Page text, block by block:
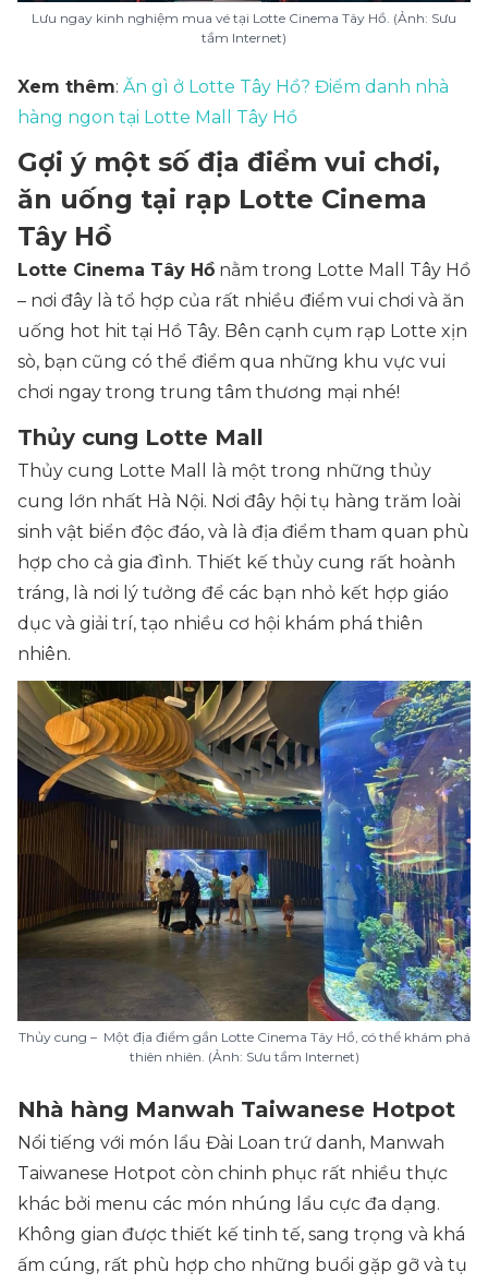
Lưu ngay kinh nghiệm mua vé tại Lotte Cinema Tây Hồ. (Ảnh: Sưu
tầm Internet)
Xem thêm: Ăn gì ở Lotte Tây Hồ? Điểm danh nhà
hàng ngon tại Lotte Mall Tây Hồ
Gợi ý một số địa điểm vui chơi,
ăn uống tại rạp Lotte Cinema
Tây Hồ
Lotte Cinema Tây Hồ nằm trong Lotte Mall Tây Hồ
– nơi đây là tổ hợp của rất nhiều điểm vui chơi và ăn
uống hot hit tại Hồ Tây. Bên cạnh cụm rạp Lotte xịn
sò, bạn cũng có thể điểm qua những khu vực vui
chơi ngay trong trung tâm thương mại nhé!
Thủy cung Lotte Mall
Thủy cung Lotte Mall là một trong những thủy
cung lớn nhất Hà Nội. Nơi đây hội tụ hàng trăm loài
sinh vật biển độc đáo, và là địa điểm tham quan phù
hợp cho cả gia đình. Thiết kế thủy cung rất hoành
tráng, là nơi lý tưởng để các bạn nhỏ kết hợp giáo
dục và giải trí, tạo nhiều cơ hội khám phá thiên
nhiên.
Thủy cung – Một địa điểm gần Lotte Cinema Tây Hồ, có thể khám phá
thiên nhiên. (Ảnh: Sưu tầm Internet)
Nhà hàng Manwah Taiwanese Hotpot
Nổi tiếng với món lẩu Đài Loan trứ danh, Manwah
Taiwanese Hotpot còn chinh phục rất nhiều thực
khác bởi menu các món nhúng lẩu cực đa dạng.
Không gian được thiết kế tinh tế, sang trọng và khá
ấm cúng, rất phù hợp cho những buổi gặp gỡ và tụ